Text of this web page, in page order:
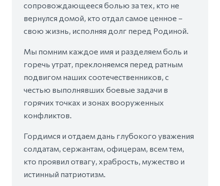
сопровождающееся болью за тех, кто не
вернулся домой, кто отдал самое ценное –
свою жизнь, исполняя долг перед Родиной.
Мы помним каждое имя и разделяем боль и
горечь утрат, преклоняемся перед ратным
подвигом наших соотечественников, с
честью выполнявших боевые задачи в
горячих точках и зонах вооруженных
конфликтов.
Гордимся и отдаем дань глубокого уважения
солдатам, сержантам, офицерам, всем тем,
кто проявил отвагу, храбрость, мужество и
истинный патриотизм.